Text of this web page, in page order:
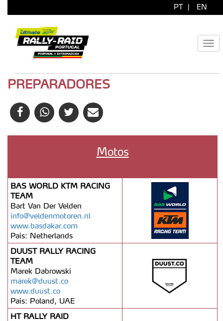
PT | EN
PREPARADORES
Motos
BAS WORLD KTM RACING
TEAM
Bart Van Der Velden
info@veldenmotoren.nl
www.basdakar.com
País: Netherlands
DUUST RALLY RACING
TEAM
Marek Dabrowski
marek@duust.co
www.duust.co
País: Poland, UAE
HT RALLY RAID